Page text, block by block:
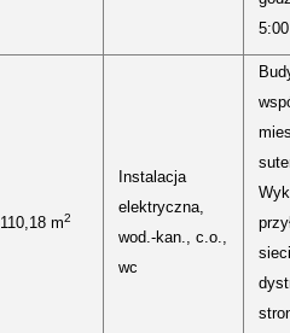
110,18 m2
Instalacja
elektryczna,
wod.-kan., c.o.,
wc
sieci